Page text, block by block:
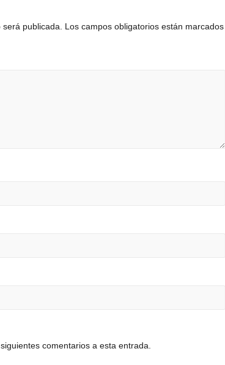
publicada.
Los campos obligatorios están marcados
comentarios a esta entrada.